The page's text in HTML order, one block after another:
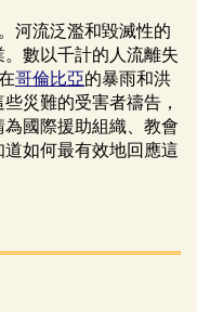
河流泛濫和毀滅性的
數以千計的人流離失
哥倫比亞的暴雨和洪
災難的受害者禱告，
國際援助組織、教會
如何最有效地回應這